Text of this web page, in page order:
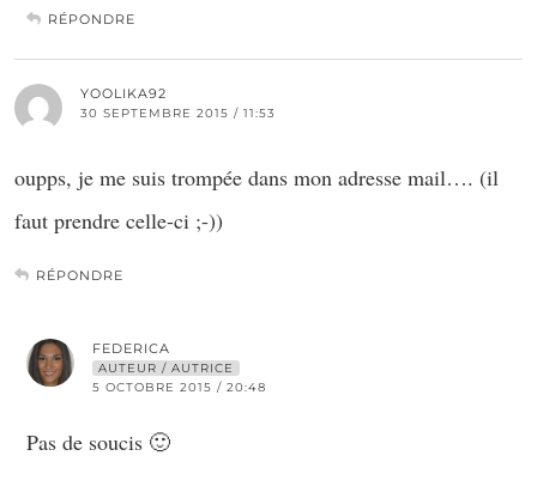
RÉPONDRE
YOOLIKA92
30 SEPTEMBRE 2015 / 11:53
oupps, je me suis trompée dans mon adresse mail…. (il
faut prendre celle-ci ;-))
RÉPONDRE
FEDERICA
AUTEUR / AUTRICE
5 OCTOBRE 2015 / 20:48
Pas de soucis 🙂